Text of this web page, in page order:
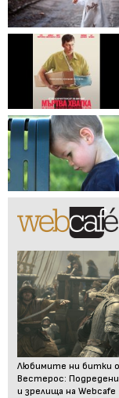
Любимите ни битки
Вестерос:
и зрелища на Webcafe